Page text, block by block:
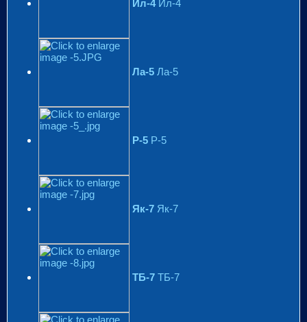
Ил-4 Ил-4
Ла-5 Ла-5
Р-5 Р-5
Як-7 Як-7
ТБ-7 ТБ-7